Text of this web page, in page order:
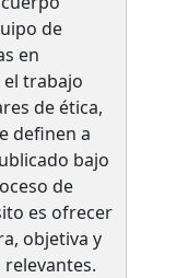
de
en
trabajo
de ética,
definen a
bajo
de
es ofrecer
objetiva y